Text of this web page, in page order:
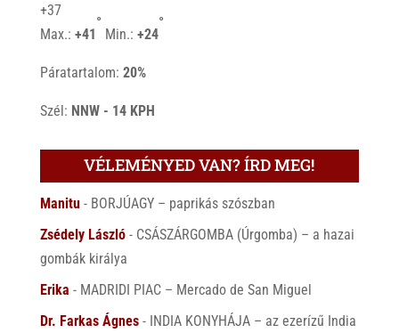
+37
Max.: +41
°
Min.: +24
°
Páratartalom: 20%
Szél: NNW - 14 KPH
VÉLEMÉNYED VAN? ÍRD MEG!
Manitu- BORJÚAGY – paprikás szószban
Zsédely László- CSÁSZÁRGOMBA (Úrgomba) – a hazai
gombák királya
Erika - MADRIDI PIAC – Mercado de San Miguel
Dr. Farkas Ágnes- INDIA KONYHÁJA – az ezerízű India